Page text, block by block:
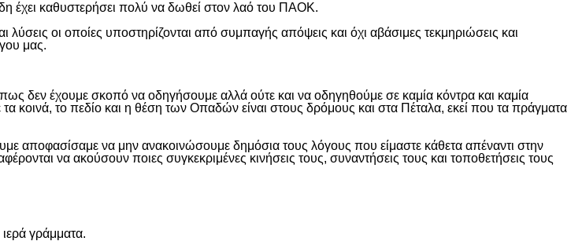
έχει καθυστερήσει πολύ να δωθεί στον λαό του ΠΑΟΚ.
οι οποίες υποστηρίζονται από συμπαγής απόψεις και όχι αβάσιμες τεκμηριώσεις και
μας.
δεν έχουμε σκοπό να οδηγήσουμε αλλά ούτε και να οδηγηθούμε σε καμία κόντρα και καμία
κοινά, το πεδίο και η θέση των Οπαδών είναι στους δρόμους και στα Πέταλα, εκεί που τα πράγματα
αποφασίσαμε να μην ανακοινώσουμε δημόσια τους λόγους που είμαστε κάθετα απέναντι στην
να ακούσουν ποιες συγκεκριμένες κινήσεις τους, συναντήσεις τους και τοποθετήσεις τους
γράμματα.